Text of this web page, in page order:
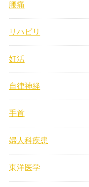
腰痛
リハビリ
妊活
自律神経
手首
婦人科疾患
東洋医学